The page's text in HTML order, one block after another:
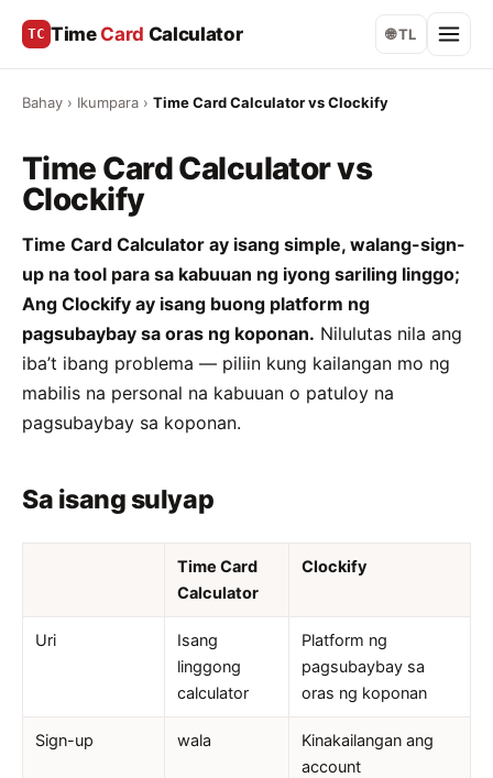
TC Time Card Calculator 🌐 TL
Bahay › Ikumpara › Time Card Calculator vs Clockify
Time Card Calculator vs
Clockify
Time Card Calculator ay isang simple, walang-sign-
up na tool para sa kabuuan ng iyong sariling linggo;
Ang Clockify ay isang buong platform ng
pagsubaybay sa oras ng koponan. Nilulutas nila ang
iba’t ibang problema — piliin kung kailangan mo ng
mabilis na personal na kabuuan o patuloy na
pagsubaybay sa koponan.
Sa isang sulyap
Time Card
Calculator
Clockify
Uri
Isang
linggong
calculator
Platform ng
pagsubaybay sa
oras ng koponan
Sign-up wala
Kinakailangan ang
account